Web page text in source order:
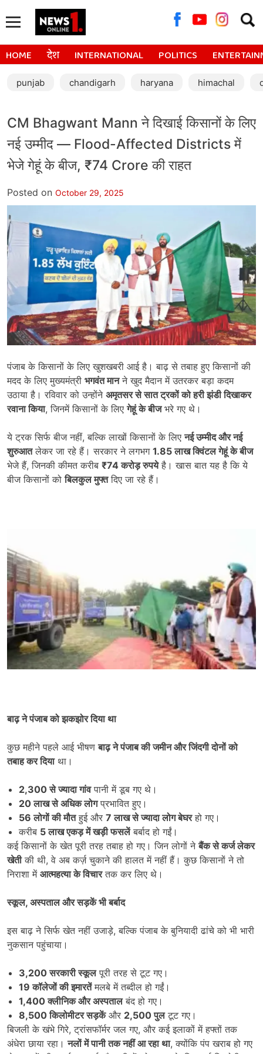
for:
HOME देश INTERNATIONAL POLITICS
punjab chandigarh haryana himachal
CM Bhagwant Mann ने दिखाई किसानों के लिए
नई उम्मीद — Flood-Affected Districts में
भेजे गेहूं के बीज, ₹74 Crore की राहत
Posted on October 29, 2025
पंजाब के किसानों के लिए खुशखबरी आई है। बाढ़ से तबाह हुए किसानों की
मदद के लिए मुख्यमंत्री भगवंत मानने खुद मैदान में उतरकर बड़ा कदम
उठाया है। रविवार को उन्होंने अमृतसर से सात ट्रकों को हरी झंडी दिखाकर
रवाना किया, जिनमें किसानों के लिएगेहूं के बीजभरे गए थे।
ये ट्रक सिर्फ बीज नहीं, बल्कि लाखों किसानों के लिएनई उम्मीद और नई
शुरुआतलेकर जा रहे हैं। सरकार ने लगभग 1.85लाख क्विंटल गेहूं के बीज
भेजे हैं, जिनकी कीमत करीब ₹74करोड़ रुपयेहै। खास बात यह है कि ये
बीज किसानों कोबिलकुल मुफ्तदिए जा रहे हैं।
बाढ़ ने पंजाब को झकझोर दिया था
कुछ महीने पहले आई भीषणबाढ़ ने पंजाब की जमीन और जिंदगी दोनों को
तबाह कर दियाथा।
2,300से ज्यादा गांवपानी में डूब गए थे।
20लाख से अधिक लोगप्रभावित हुए।
56लोगों की मौतहुई और 7लाख से ज्यादा लोग बेघरहो गए।
करीब 5लाख एकड़ में खड़ी फसलेंबर्बाद हो गईं।
कई किसानों के खेत पूरी तरह तबाह हो गए। जिन लोगों नेबैंक से कर्ज लेकर
खेतीकी थी, वे अब कर्ज़ चुकाने की हालत में नहीं हैं। कुछ किसानों ने तो
निराशा में आत्महत्या के विचारतक कर लिए थे।
स्कूल, अस्पताल और सड़कें भी बर्बाद
इस बाढ़ ने सिर्फ खेत नहीं उजाड़े, बल्कि पंजाब के बुनियादी ढांचे को भी भारी
नुकसान पहुंचाया।
3,200सरकारी स्कूलपूरी तरह से टूट गए।
19कॉलेजों की इमारतेंमलबे में तब्दील हो गईं।
1,400क्लीनिक और अस्पतालबंद हो गए।
8,500किलोमीटर सड़केंऔर 2,500पुलटूट गए।
बिजली के खंभे गिरे, ट्रांसफॉर्मर जल गए, और कई इलाकों में हफ्तों तक
अंधेरा छाया रहा।नलों में पानी तक नहीं आ रहा था, क्योंकि पंप खराब हो गए